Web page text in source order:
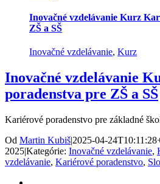
Inovačné vzdelávanie Kurz
ZŠ a SŠ
Inovačné vzdelávanie, Kurz
Inovačné vzdelávanie
poradenstva pre ZŠ a SŠ
Kariérové poradenstvo pre základné
Od Martin Kubiš|2025-04-
2025|Kategórie: Inovačné vzdelávanie,
vzdelávanie, Kariérové poradenstvo,